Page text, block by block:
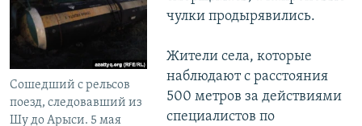
Сошедший с рельсов
поезд, следовавший из
Шу до Арыси. 5 мая
чулки продырявились.
Жители села, которые
наблюдают с расстояния
500 метров за действиями
специалистов по